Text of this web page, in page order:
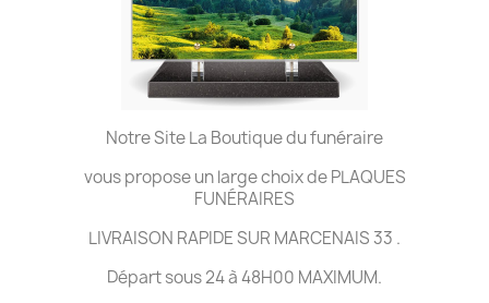
Notre Site La Boutique du funéraire
vous propose un large choix de PLAQUES
FUNÉRAIRES
LIVRAISON RAPIDE SUR MARCENAIS 33 .
Départ sous 24 à 48H00 MAXIMUM.